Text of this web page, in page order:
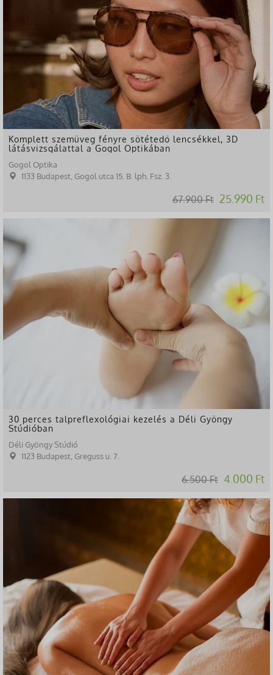
Komplett szemüveg fényre sötétedő lencsékkel, 3D
látásvizsgálattal a Gogol Optikában
Gogol Optika
1133 Budapest, Gogol utca 15. B. lph. Fsz. 3.
67.900 Ft 25.990 Ft
-38%
30 perces talpreflexológiai kezelés a Déli Gyöngy
Stúdióban
Déli Gyöngy Stúdió
1123 Budapest, Greguss u. 7.
6.500 Ft 4.000 Ft